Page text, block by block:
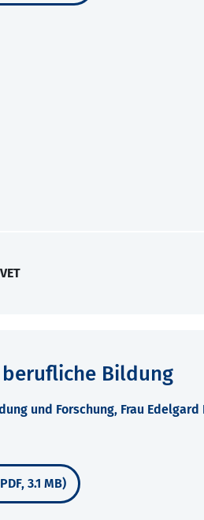
Bildung
und Forschung, Frau Edelgard
3.1 MB)